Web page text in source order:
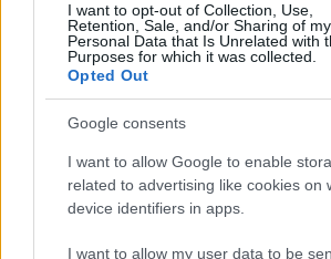
I want to opt-out of Collection, Use,
Retention, Sale, and/or Sharing of my
Personal Data that Is Unrelated with
Purposes for which it was collected.
Opted Out
Google consents
I want to allow Google to enable
related to advertising like cookies on
device identifiers in apps.
I want to allow my user data to be